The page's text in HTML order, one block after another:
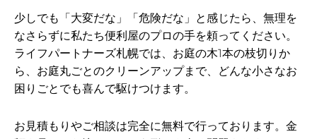
少しでも「大変だな」「危険だな」と感じたら、無理を
なさらずに私たち便利屋のプロの手を頼ってください。
ライフパートナーズ札幌では、お庭の木1本の枝切りか
ら、お庭丸ごとのクリーンアップまで、どんな小さなお
困りごとでも喜んで駆けつけます。
お見積もりやご相談は完全に無料で行っております。金